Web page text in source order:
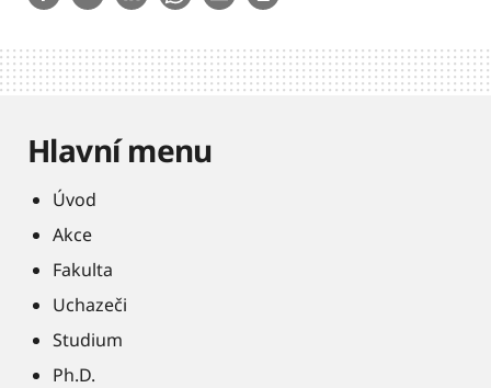
Hlavní menu
Úvod
Akce
Fakulta
Uchazeči
Studium
Ph.D.